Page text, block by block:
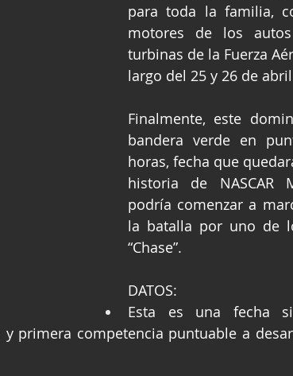
para toda la familia,
motores de los
turbinas de la Fuerza
largo del 25 y 26 de
Finalmente, este
bandera verde en
horas, fecha que
historia de NASCAR
podría comenzar a
la batalla por uno de
“Chase”.
DATOS:
Esta es una fecha
primera competencia puntuable a